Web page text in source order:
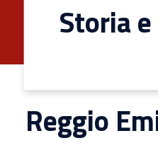
Storia
Reggio